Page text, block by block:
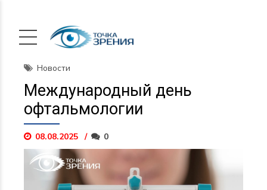
Новости
Международный день
офтальмологии
08.08.2025 0